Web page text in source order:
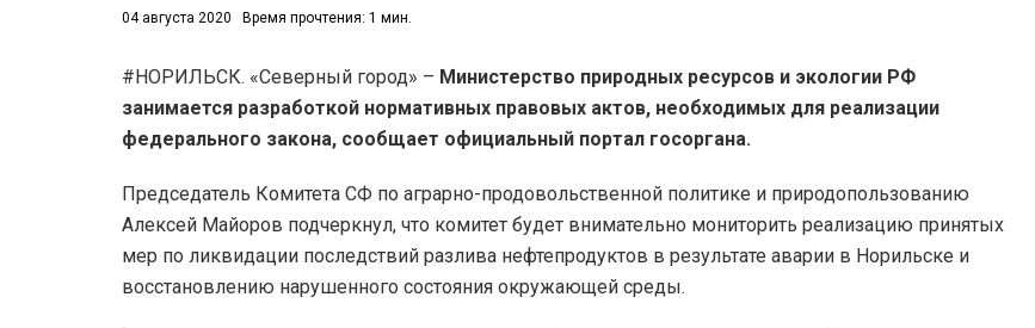
04 августа 2020 Время прочтения: 1 мин.
#НОРИЛЬСК. «Северный город» – Министерство природных ресурсов и экологии РФ
занимается разработкой нормативных правовых актов, необходимых для реализации
федерального закона, сообщает официальный портал госоргана.
Председатель Комитета СФ по аграрно-продовольственной политике и природопользованию
Алексей Майоров подчеркнул, что комитет будет внимательно мониторить реализацию принятых
мер по ликвидации последствий разлива нефтепродуктов в результате аварии в Норильске и
восстановлению нарушенного состояния окружающей среды.